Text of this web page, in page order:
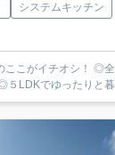
システムキッチン
ここがイチオシ！ ◎
５LDKでゆったりと